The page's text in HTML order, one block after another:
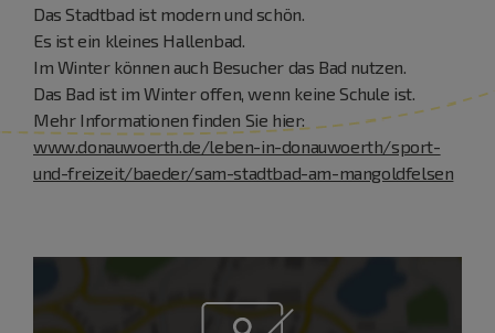
Das Stadtbad ist modern und schön.
Es ist ein kleines Hallenbad.
Im Winter können auch Besucher das Bad nutzen.
Das Bad ist im Winter offen, wenn keine Schule ist.
Mehr Informationen finden Sie hier:
www.donauwoerth.de/leben-in-donauwoerth/sport-
und-freizeit/baeder/sam-stadtbad-am-mangoldfelsen